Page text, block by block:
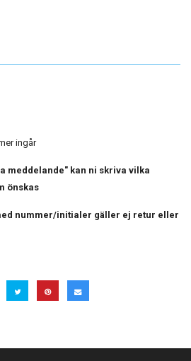
ingår
meddelande" kan ni skriva vilka
önskas
nummer/initialer gäller ej retur eller